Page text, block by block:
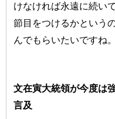
けなければ永遠に続い
節目をつけるかという
んでもらいたいですね。
文在寅大統領が今度は
言及